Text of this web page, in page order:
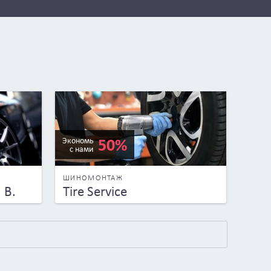
В.
Экономь
с нами 50%
ШИНОМОНТАЖ
Tire Service